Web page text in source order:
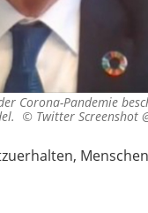
Corona-Pandemie
© Twitter Screenshot